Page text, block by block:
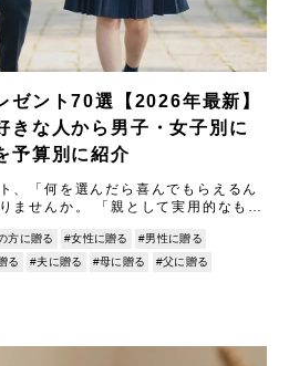
ゼント70選【2026年最新】
きな人から男子・女子別に
予算別に紹介
、「何を選んだら喜んでもらえるん
ませんか。 「親として実用的なもの
方に贈る #女性に贈る
#男性に贈る
る #夫に贈る #母に贈る #父に贈る